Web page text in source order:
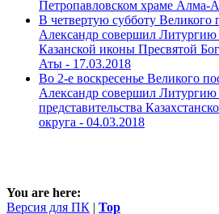
Петропавловском храме Алма-
В четвертую субботу Великого
Александр совершил Литургию
Казанской иконы Пресвятой
Аты - 17.03.2018
Во 2-е воскресенье Великого
Александр совершил Литургию
представительства
округа - 04.03.2018
You are here:
Версия для ПК | Top